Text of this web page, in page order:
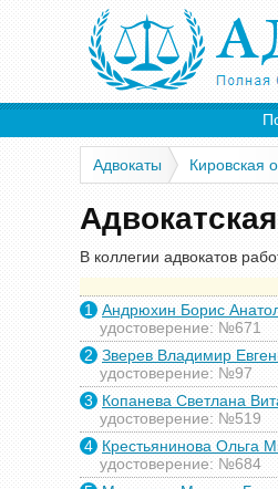
Адвокаты Кировская
В коллегии адвокатов
1
Андрюхин Борис
удостоверение: №671
2 Зверев Владимир
удостоверение: №97
3
Копанева Светлана
удостоверение: №519
4 Крестьянинова Ольга
удостоверение: №684